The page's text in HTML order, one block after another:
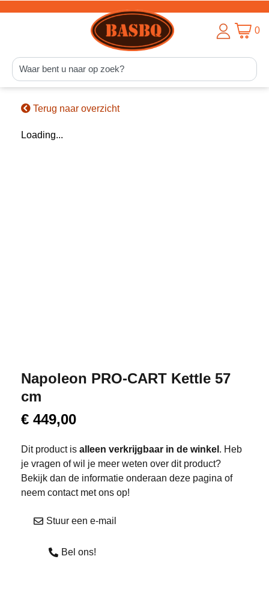
0
Terug naar overzicht
Loading...
Napoleon PRO-CART Kettle 57
cm
€ 449,00
Dit product is alleen verkrijgbaar in de winkel . Heb
je vragen of wil je meer weten over dit product?
Bekijk dan de informatie onderaan deze pagina of
neem contact met ons op!
Stuur een e-mail
Bel ons!